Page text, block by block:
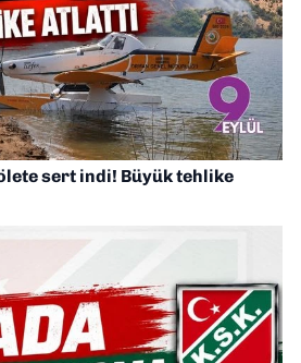
sert indi! Büyük tehlike